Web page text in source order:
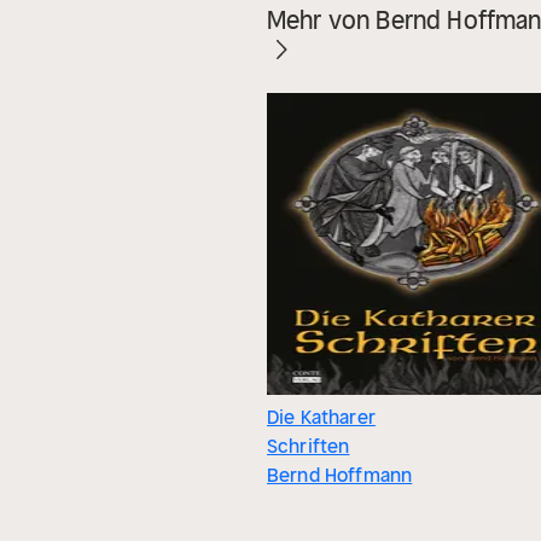
Mehr von Bernd
Die Katharer
Schriften
Bernd Hoffmann